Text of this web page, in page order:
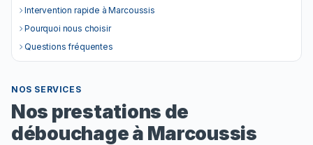
Intervention rapide à Marcoussis
Pourquoi nous choisir
Questions fréquentes
NOS SERVICES
Nos prestations de
débouchage à Marcoussis